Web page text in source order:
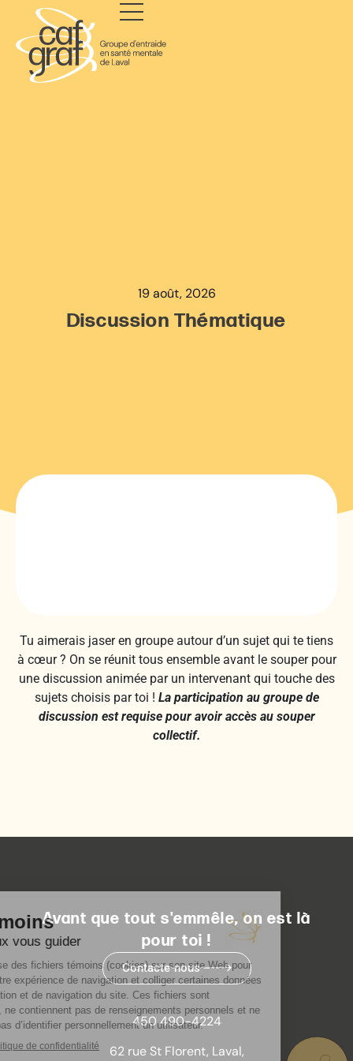
19 août, 2026
Discussion Thématique
Tu aimerais jaser en groupe autour d’un sujet qui te tiens
à cœur ? On se réunit tous ensemble avant le souper pour
une discussion animée par un intervenant qui touche des
sujets choisis par toi ! La participation au groupe de
discussion est requise pour avoir accès au souper
collectif.
Avant que tout s'emmêle, on est là
pour toi !
Contacte-nous
450 490-4224
62 rue St Florent, Laval,